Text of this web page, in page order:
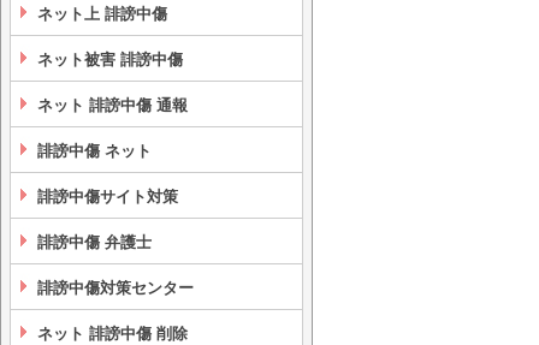
ネット上 誹謗中傷
ネット被害 誹謗中傷
ネット 誹謗中傷 通報
誹謗中傷 ネット
誹謗中傷サイト対策
誹謗中傷 弁護士
誹謗中傷対策センター
ネット 誹謗中傷 削除